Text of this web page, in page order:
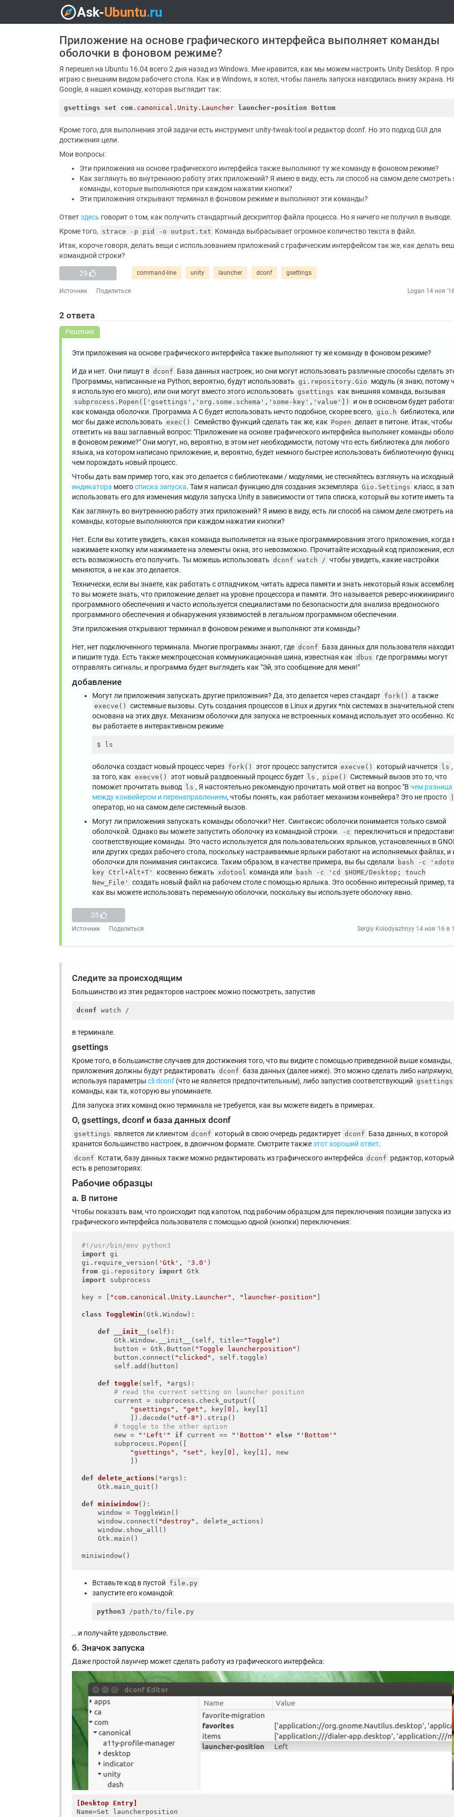
Приложение на основе графического интерфейса выполняет команды
оболочки в фоновом режиме?
Я перешел на Ubuntu 16.04 всего 2 дня назад из Windows. Мне нравится, как мы можем настроить Unity Desktop. Я
играю с внешним видом рабочего стола. Как и в Windows, я хотел, чтобы панель запуска находилась внизу экрана.
Google, я нашел команду, которая выглядит так:
gsettings set com .canonical .Unity .Launcher launcher-position Bottom
Кроме того, для выполнения этой задачи есть инструмент unity-tweak-tool и редактор dconf. Но это подход GUI для
достижения цели.
Мои вопросы:
Эти приложения на основе графического интерфейса также выполняют ту же команду в фоновом режиме?
Как заглянуть во внутреннюю работу этих приложений? Я имею в виду, есть ли способ на самом деле смотреть
команды, которые выполняются при каждом нажатии кнопки?
Эти приложения открывают терминал в фоновом режиме и выполняют эти команды?
Ответздесь говорит о том, как получить стандартный дескриптор файла процесса. Но я ничего не получил в выводе.
Кроме того, strace -p pid -o output.txt Команда выбрасывает огромное количество текста в файл.
Итак, короче говоря, делать вещи с использованием приложений с графическим интерфейсом так же, как делать
командной строки?
29 command-line unity launcher dconf gsettings
Источник Поделиться Logan 14 ноя
2 ответа
Решение
Эти приложения на основе графического интерфейса также выполняют ту же команду в фоновом режиме?
И да и нет. Они пишут в dconf База данных настроек, но они могут использовать различные способы сделать
Программы, написанные на Python, вероятно, будут использовать gi.repository.Gio модуль (я знаю, потому
я использую его много), или они могут вместо этого использовать gsettings как внешняя команда, вызывая
subprocess.Popen(['gsettings','org.some.schema','some-key','value'])
и он в основном будет
как команда оболочки. Программа A C будет использовать нечто подобное, скорее всего, gio.h библиотека,
мог бы даже использовать exec() Семейство функций сделать так же, как Popen делает в питоне. Итак, чтобы
ответить на ваш заглавный вопрос: "Приложение на основе графического интерфейса выполняет команды
в фоновом режиме?" Они могут, но, вероятно, в этом нет необходимости, потому что есть библиотека для любого
языка, на котором написано приложение, и, вероятно, будет немного быстрее использовать библиотечную
чем порождать новый процесс.
Чтобы дать вам пример того, как это делается с библиотеками / модулями, не стесняйтесь взглянуть на
индикатора моегосписка запуска. Там я написал функцию для создания экземпляра Gio.Settings класс, а
использовать его для изменения модуля запуска Unity в зависимости от типа списка, который вы хотите иметь
Как заглянуть во внутреннюю работу этих приложений? Я имею в виду, есть ли способ на самом деле смотреть на
команды, которые выполняются при каждом нажатии кнопки?
Нет. Если вы хотите увидеть, какая команда выполняется на языке программирования этого приложения, когда
нажимаете кнопку или нажимаете на элементы окна, это невозможно. Прочитайте исходный код приложения,
есть возможность его получить. Ты можешь использовать dconf watch / чтобы увидеть, какие настройки
меняются, а не как это делается.
Технически, если вы знаете, как работать с отладчиком, читать адреса памяти и знать некоторый язык
то вы можете знать, что приложение делает на уровне процессора и памяти. Это называется реверс-
программного обеспечения и часто используется специалистами по безопасности для анализа вредоносного
программного обеспечения и обнаружения уязвимостей в легальном программном обеспечении.
Эти приложения открывают терминал в фоновом режиме и выполняют эти команды?
Нет, нет подключенного терминала. Многие программы знают, где dconf База данных для пользователя
и пишите туда. Есть также межпроцессная коммуникационная шина, известная как dbus где программы могут
отправлять сигналы, и программа будет выглядеть как "Эй, это сообщение для меня!"
добавление
Могут ли приложения запускать другие приложения? Да, это делается через стандарт fork() а также
execve()
системные вызовы. Суть создания процессов в Linux и других *nix системах в значительной
основана на этих двух. Механизм оболочки для запуска не встроенных команд использует это особенно.
вы работаете в интерактивном режиме
оболочка создаст новый процесс через fork() этот процесс запустится execve() который начнется ls
за того, как execve() этот новый раздвоенный процесс будет ls , pipe()
Системный вызов это то, что
поможет прочитать вывод
ls , Я настоятельно рекомендую прочитать мой ответ на вопрос "В чем разница
между конвейером и перенаправлением, чтобы понять, как работает механизм конвейера? Это не просто
оператор, но на самом деле системный вызов.
Могут ли приложения запускать команды оболочки? Нет. Синтаксис оболочки понимается только самой
оболочкой. Однако вы можете запустить оболочку из командной строки.
-c переключиться и
соответствующие команды. Это часто используется для пользовательских ярлыков, установленных в
или других средах рабочего стола, поскольку настраиваемые ярлыки работают на исполняемых файлах, и
оболочки для понимания синтаксиса. Таким образом, в качестве примера, вы бы сделали
bash -c
key Ctrl+Alt+T'
косвенно бежать xdotool команда или
bash -c 'cd $HOME/Desktop; touch
New_File'
создать новый файл на рабочем столе с помощью ярлыка. Это особенно интересный пример,
как вы можете использовать переменную оболочки, поскольку вы используете оболочку явно.
35
Источник Поделиться Sergiy Kolodyazhnyy 14 ноя '16 в
Следите за происходящим
Большинство из этих редакторов настроек можно посмотреть, запустив
dconf
в терминале.
gsettings
Кроме того, в большинстве случаев для достижения того, что вы видите с помощью приведенной выше команды,
приложения должны будут редактировать dconf база данных (далее ниже). Это можно сделать либонапрямую,
используя параметры cli dconf (что не является предпочтительным), либо запустив соответствующий gsettings
команды, как та, которую вы упоминаете.
Для запуска этих команд окно терминала не требуется, как вы можете видеть в примерах.
О, gsettings, dconf и база данных dconf
gsettings является ли клиентом dconf который в свою очередь редактирует dconf База данных, в которой
хранится большинство настроек, в двоичном формате. Смотрите такжеэтот хороший ответ.
dconf Кстати, базу данных также можно редактировать из графического интерфейса dconf редактор, который
есть в репозиториях:
Рабочие образцы
а. В питоне
Чтобы показать вам, что происходит под капотом, под рабочим образцом для переключения позиции запуска из
графического интерфейса пользователя с помощью одной (кнопки) переключения:
#!/usr/bin/env python3
import gi
gi.require_version( 'Gtk' , '3.0'
from gi.repository import
import subprocess
key = [ "com.canonical.Unity.Launcher" , "launcher-position"
class ToggleWin (Gtk.Window) :
def __init__ (self) :
        Gtk.Window.__init__(self, title=
"Toggle" )
        button = Gtk.Button(
"Toggle launcherposition" )
        button.connect(
"clicked" , self.toggle)
        self.add(button)
def toggle(self, *args) :
# read the current setting on launcher position
        current = subprocess.check_output([
"gsettings" , "get" , key[0 ], key[ 1
            ]).decode(
"utf-8" ).strip()
# toggle to the other option
        new =
"'Left'" if current == "'Bottom'" else
"'Bottom'"
        subprocess.Popen([
"gsettings" , "set" , key[0 ], key[ 1 ], new
            ])
def delete_actions (*args) :
    Gtk.main_quit()
def miniwindow() :
    window = ToggleWin()
    window.connect(
"destroy" , delete_actions)
    window.show_all()
    Gtk.main()
Вставьте код в пустой file.py
запустите его командой:
python3
...и получайте удовольствие.
б. Значок запуска
Даже простой лаунчер может сделать работу из графического интерфейса:
[Desktop Entry]
Name